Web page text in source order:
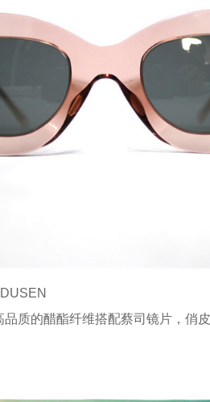
质的醋酯纤维搭配蔡司镜片，俏